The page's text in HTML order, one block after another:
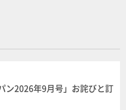
ン2026年9月号」お詫びと訂